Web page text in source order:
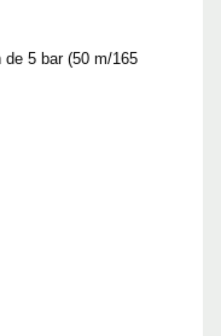
de 5 bar (50 m/165